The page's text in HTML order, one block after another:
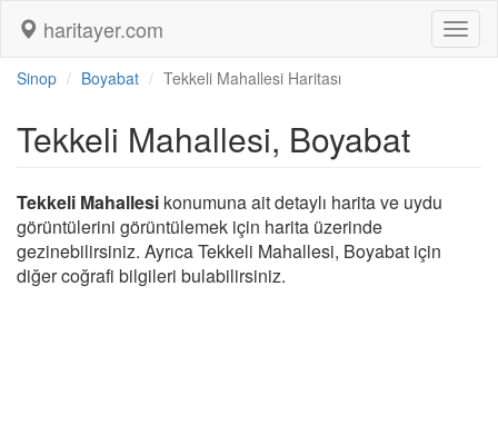
haritayer.com
Sinop Boyabat Tekkeli Mahallesi Haritası
Tekkeli Mahallesi, Boyabat
Tekkeli Mahallesi konumuna ait detaylı harita ve uydu
görüntülerini görüntülemek için harita üzerinde
gezinebilirsiniz. Ayrıca Tekkeli Mahallesi, Boyabat için
diğer coğrafi bilgileri bulabilirsiniz.